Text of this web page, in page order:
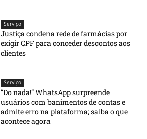
Serviço
Justiça condena rede de farmácias por
exigir CPF para conceder descontos aos
clientes
Serviço
“Do nada!” WhatsApp surpreende
usuários com banimentos de contas e
admite erro na plataforma; saiba o que
acontece agora